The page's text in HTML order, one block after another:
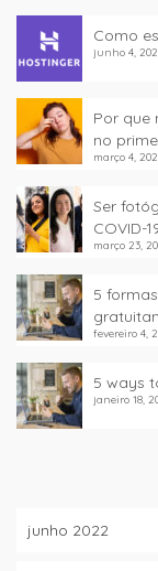
Como
junho 4,
Por que
no
março 4,
Ser
COVID-
março 23,
5
fevereiro 4,
5 ways
janeiro 18,
junho 2022